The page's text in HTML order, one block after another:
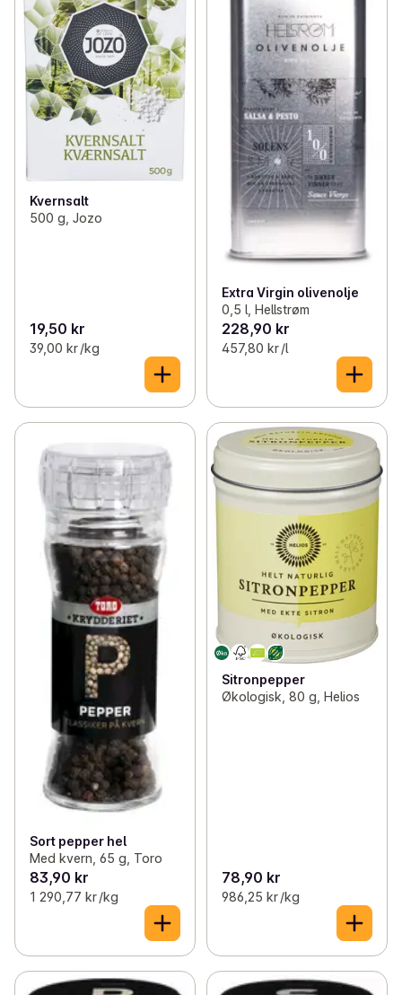
Kvernsalt
500 g, Jozo
19,50 kr
39,00 kr /kg
Extra Virgin olivenolje
0,5 l, Hellstrøm
228,90 kr
457,80 kr /l
Sort pepper hel
Med kvern, 65 g, Toro
83,90 kr
1 290,77 kr /kg
Sitronpepper
Økologisk, 80 g, Helios
78,90 kr
986,25 kr /kg